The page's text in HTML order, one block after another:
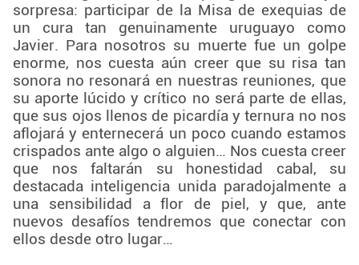
sorpresa: participar de la Misa de exequias de
un cura tan genuinamente uruguayo como
Javier. Para nosotros su muerte fue un golpe
enorme, nos cuesta aún creer que su risa tan
sonora no resonará en nuestras reuniones, que
su aporte lúcido y crítico no será parte de ellas,
que sus ojos llenos de picardía y ternura no nos
aflojará y enternecerá un poco cuando estamos
crispados ante algo o alguien… Nos cuesta creer
que nos faltarán su honestidad cabal, su
destacada inteligencia unida paradojalmente a
una sensibilidad a flor de piel, y que, ante
nuevos desafíos tendremos que conectar con
ellos desde otro lugar…